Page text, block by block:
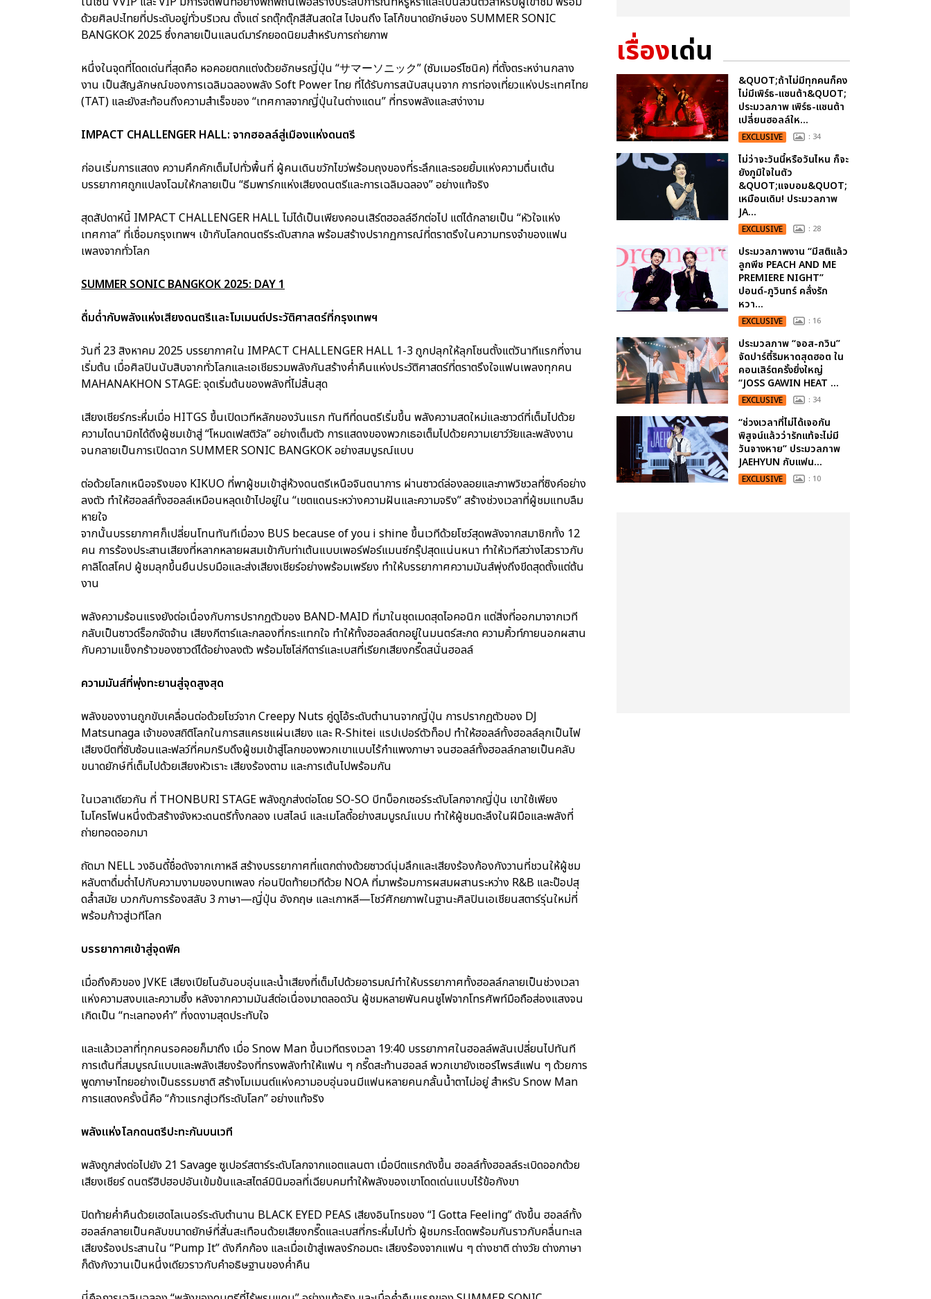
ด้วยศิลปะไทยที่ประดับอยู่ทั่วบริเวณ ตั้งแต่ รถตุ๊กตุ๊กสีสันสดใส ไปจนถึง โลโก้ขนาดยักษ์ของ SUMMER SONIC
BANGKOK 2025 ซึ่งกลายเป็นแลนด์มาร์กยอดนิยมสำหรับการถ่ายภาพ
หนึ่งในจุดที่โดดเด่นที่สุดคือ หอคอยตกแต่งด้วยอักษรญี่ปุ่น “サマーソニック” (ซัมเมอร์โซนิค) ที่ตั้งตระหง่านกลาง
งาน เป็นสัญลักษณ์ของการเฉลิมฉลองพลัง Soft Power ไทย ที่ได้รับการสนับสนุนจาก การท่องเที่ยวแห่งประเทศไทย
(TAT) และยังสะท้อนถึงความสำเร็จของ “เทศกาลจากญี่ปุ่นในต่างแดน” ที่ทรงพลังและสง่างาม
IMPACT CHALLENGER HALL: จากฮอลล์สู่เมืองแห่งดนตรี
ก่อนเริ่มการแสดง ความคึกคักเต็มไปทั่วพื้นที่ ผู้คนเดินขวักไขว่พร้อมถุงของที่ระลึกและรอยยิ้มแห่งความตื่นเต้น
บรรยากาศถูกแปลงโฉมให้กลายเป็น “ธีมพาร์กแห่งเสียงดนตรีและการเฉลิมฉลอง” อย่างแท้จริง
สุดสัปดาห์นี้ IMPACT CHALLENGER HALL ไม่ได้เป็นเพียงคอนเสิร์ตฮอลล์อีกต่อไป แต่ได้กลายเป็น “หัวใจแห่ง
เทศกาล” ที่เชื่อมกรุงเทพฯ เข้ากับโลกดนตรีระดับสากล พร้อมสร้างปรากฏการณ์ที่ตราตรึงในความทรงจำของแฟน
เพลงจากทั่วโลก
SUMMER SONIC BANGKOK 2025: DAY 1
ดื่มด่ำกับพลังแห่งเสียงดนตรีและโมเมนต์ประวัติศาสตร์ที่กรุงเทพฯ
วันที่ 23 สิงหาคม 2025 บรรยากาศใน IMPACT CHALLENGER HALL 1-3 ถูกปลุกให้ลุกโชนตั้งแต่วินาทีแรกที่งาน
เริ่มต้น เมื่อศิลปินนับสิบจากทั่วโลกและเอเชียรวมพลังกันสร้างค่ำคืนแห่งประวัติศาสตร์ที่ตราตรึงใจแฟนเพลงทุกคน
MAHANAKHON STAGE: จุดเริ่มต้นของพลังที่ไม่สิ้นสุด
เสียงเชียร์กระหึ่มเมื่อ HITGS ขึ้นเปิดเวทีหลักของวันแรก ทันทีที่ดนตรีเริ่มขึ้น พลังความสดใหม่และซาวด์ที่เต็มไปด้วย
ความไดนามิกได้ดึงผู้ชมเข้าสู่ “โหมดเฟสติวัล” อย่างเต็มตัว การแสดงของพวกเธอเต็มไปด้วยความเยาว์วัยและพลังงาน
จนกลายเป็นการเปิดฉาก SUMMER SONIC BANGKOK อย่างสมบูรณ์แบบ
ต่อด้วยโลกเหนือจริงของ KIKUO ที่พาผู้ชมเข้าสู่ห้วงดนตรีเหนือจินตนาการ ผ่านซาวด์ล่องลอยและภาพวิชวลที่ซิงค์อย่าง
ลงตัว ทำให้ฮอลล์ทั้งฮอลล์เหมือนหลุดเข้าไปอยู่ใน “เขตแดนระหว่างความฝันและความจริง” สร้างช่วงเวลาที่ผู้ชมแทบลืม
หายใจ
จากนั้นบรรยากาศก็เปลี่ยนโทนทันทีเมื่อวง BUS because of you i shine ขึ้นเวทีด้วยโชว์สุดพลังจากสมาชิกทั้ง 12
คน การร้องประสานเสียงที่หลากหลายผสมเข้ากับท่าเต้นแบบเพอร์ฟอร์แมนซ์กรุ๊ปสุดแน่นหนา ทำให้เวทีสว่างไสวราวกับ
คาลิโดสโคป ผู้ชมลุกขึ้นยืนปรบมือและส่งเสียงเชียร์อย่างพร้อมเพรียง ทำให้บรรยากาศความมันส์พุ่งถึงขีดสุดตั้งแต่ต้น
งาน
พลังความร้อนแรงยังต่อเนื่องกับการปรากฏตัวของ BAND-MAID ที่มาในชุดเมดสุดไอคอนิก แต่สิ่งที่ออกมาจากเวที
กลับเป็นซาวด์ร็อกจัดจ้าน เสียงกีตาร์และกลองที่กระแทกใจ ทำให้ทั้งฮอลล์ตกอยู่ในมนตร์สะกด ความคิ้วท์ภายนอกผสาน
กับความแข็งกร้าวของซาวด์ได้อย่างลงตัว พร้อมโซโล่กีตาร์และเบสที่เรียกเสียงกรี๊ดสนั่นฮอลล์
ความมันส์ที่พุ่งทะยานสู่จุดสูงสุด
พลังของงานถูกขับเคลื่อนต่อด้วยโชว์จาก Creepy Nuts คู่ดูโอ้ระดับตำนานจากญี่ปุ่น การปรากฏตัวของ DJ
Matsunaga เจ้าของสถิติโลกในการสแครชแผ่นเสียง และ R-Shitei แรปเปอร์ตัวท็อป ทำให้ฮอลล์ทั้งฮอลล์ลุกเป็นไฟ
เสียงบีตที่ซับซ้อนและฟลว์ที่คมกริบดึงผู้ชมเข้าสู่โลกของพวกเขาแบบไร้กำแพงภาษา จนฮอลล์ทั้งฮอลล์กลายเป็นคลับ
ขนาดยักษ์ที่เต็มไปด้วยเสียงหัวเราะ เสียงร้องตาม และการเต้นไปพร้อมกัน
ในเวลาเดียวกัน ที่ THONBURI STAGE พลังถูกส่งต่อโดย SO-SO บีทบ็อกเซอร์ระดับโลกจากญี่ปุ่น เขาใช้เพียง
ไมโครโฟนหนึ่งตัวสร้างจังหวะดนตรีทั้งกลอง เบสไลน์ และเมโลดี้อย่างสมบูรณ์แบบ ทำให้ผู้ชมตะลึงในฝีมือและพลังที่
ถ่ายทอดออกมา
ถัดมา NELL วงอินดี้ชื่อดังจากเกาหลี สร้างบรรยากาศที่แตกต่างด้วยซาวด์นุ่มลึกและเสียงร้องก้องกังวานที่ชวนให้ผู้ชม
หลับตาดื่มด่ำไปกับความงามของบทเพลง ก่อนปิดท้ายเวทีด้วย NOA ที่มาพร้อมการผสมผสานระหว่าง R&B และป๊อปสุ
ดล้ำสมัย บวกกับการร้องสลับ 3 ภาษา—ญี่ปุ่น อังกฤษ และเกาหลี—โชว์ศักยภาพในฐานะศิลปินเอเชียนสตาร์รุ่นใหม่ที่
พร้อมก้าวสู่เวทีโลก
บรรยากาศเข้าสู่จุดพีค
เมื่อถึงคิวของ JVKE เสียงเปียโนอันอบอุ่นและน้ำเสียงที่เต็มไปด้วยอารมณ์ทำให้บรรยากาศทั้งฮอลล์กลายเป็นช่วงเวลา
แห่งความสงบและความซึ้ง หลังจากความมันส์ต่อเนื่องมาตลอดวัน ผู้ชมหลายพันคนชูไฟจากโทรศัพท์มือถือส่องแสงจน
เกิดเป็น “ทะเลทองคำ” ที่งดงามสุดประทับใจ
และแล้วเวลาที่ทุกคนรอคอยก็มาถึง เมื่อ Snow Man ขึ้นเวทีตรงเวลา 19:40 บรรยากาศในฮอลล์พลันเปลี่ยนไปทันที
การเต้นที่สมบูรณ์แบบและพลังเสียงร้องที่ทรงพลังทำให้แฟน ๆ กรี๊ดสะท้านฮอลล์ พวกเขายังเซอร์ไพรส์แฟน ๆ ด้วยการ
พูดภาษาไทยอย่างเป็นธรรมชาติ สร้างโมเมนต์แห่งความอบอุ่นจนมีแฟนหลายคนกลั้นน้ำตาไม่อยู่ สำหรับ Snow Man
การแสดงครั้งนี้คือ “ก้าวแรกสู่เวทีระดับโลก” อย่างแท้จริง
พลังแห่งโลกดนตรีปะทะกันบนเวที
พลังถูกส่งต่อไปยัง 21 Savage ซูเปอร์สตาร์ระดับโลกจากแอตแลนตา เมื่อบีตแรกดังขึ้น ฮอลล์ทั้งฮอลล์ระเบิดออกด้วย
เสียงเชียร์ ดนตรีฮิปฮอปอันเข้มข้นและสไตล์มินิมอลที่เฉียบคมทำให้พลังของเขาโดดเด่นแบบไร้ข้อกังขา
ปิดท้ายค่ำคืนด้วยเฮดไลเนอร์ระดับตำนาน BLACK EYED PEAS เสียงอินโทรของ “I Gotta Feeling” ดังขึ้น ฮอลล์ทั้ง
ฮอลล์กลายเป็นคลับขนาดยักษ์ที่สั่นสะเทือนด้วยเสียงกรี๊ดและเบสที่กระหึ่มไปทั่ว ผู้ชมกระโดดพร้อมกันราวกับคลื่นทะเล
เสียงร้องประสานใน “Pump It” ดังกึกก้อง และเมื่อเข้าสู่เพลงรักอมตะ เสียงร้องจากแฟน ๆ ต่างชาติ ต่างวัย ต่างภาษา
ก็ดังกังวานเป็นหนึ่งเดียวราวกับคำอธิษฐานของค่ำคืน
เรื่องเด่น
&QUOT;ถ้าไม่มีทุกคนก็คง
ไม่มีเพิร์ธ-แซนต้า&QUOT;
ประมวลภาพ เพิร์ธ-แซนต้า
เปลี่ยนฮอลล์ให...
EXCLUSIVE : 34
ไม่ว่าจะวันนี้หรือวันไหน ก็จะ
ยังภูมิใจในตัว
&QUOT;แจบอม&QUOT;
เหมือนเดิม! ประมวลภาพ
JA...
EXCLUSIVE : 28
ประมวลภาพงาน “มีสติแล้ว
ลูกพีช PEACH AND ME
PREMIERE NIGHT”
ปอนด์-ภูวินทร์ คลั่งรัก
หวา...
EXCLUSIVE : 16
ประมวลภาพ “จอส-กวิน”
จัดปาร์ตี้ริมหาดสุดฮอต ใน
คอนเสิร์ตครั้งยิ่งใหญ่
“JOSS GAWIN HEAT ...
EXCLUSIVE : 34
“ช่วงเวลาที่ไม่ได้เจอกัน
พิสูจน์แล้วว่ารักแท้จะไม่มี
วันจางหาย” ประมวลภาพ
JAEHYUN กับแฟน...
EXCLUSIVE : 10